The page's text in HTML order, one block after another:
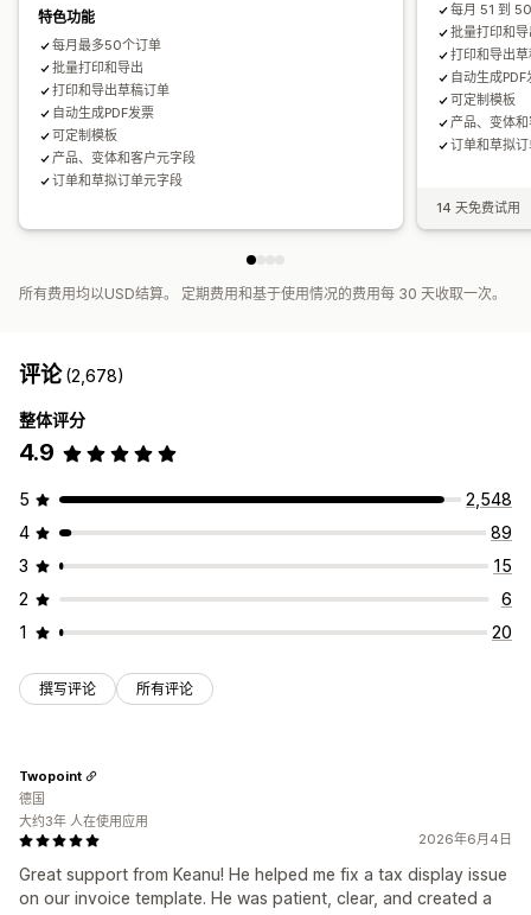
特色功能
每月最多50个订单
批量打印和导出
打印和导出草稿订单
自动生成PDF发票
可定制模板
产品、变体和客户元字段
订单和草拟订单元字段
每月 51 到
批量打印和
打印和导出
自动生成PDF
可定制模板
产品、变体
订单和草拟
14 天免费试用
所有费用均以USD结算。 定期费用和基于使用情况的费用每 30 天收取一次。
评论(2,678)
整体评分
4.9
5
2,548
4
89
3
15
2
6
1
20
撰写评论 所有评论
2026年6月4日
Great support from Keanu! He helped me fix a tax display issue
on our invoice template. He was patient, clear, and created a
Twopoint
德国
大约3年 人在使用应用